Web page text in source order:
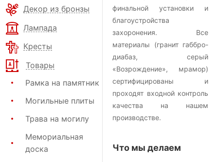
Декор из бронзы
Лампада
Кресты
Товары
Рамка на памятник
Могильные плиты
Трава на могилу
Мемориальная
доска
финальной установки и
благоустройства
захоронения. Все
материалы (гранит габбро-
диабаз, серый
«Возрождение», мрамор)
сертифицированы и
проходят входной контроль
качества на нашем
производстве.
Что мы делаем